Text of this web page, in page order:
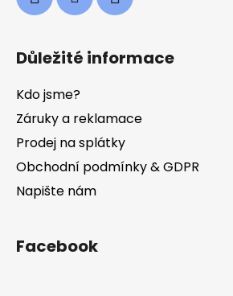
Důležité informace
Kdo jsme?
Záruky a reklamace
Prodej na splátky
Obchodní podmínky & GDPR
Napište nám
Facebook